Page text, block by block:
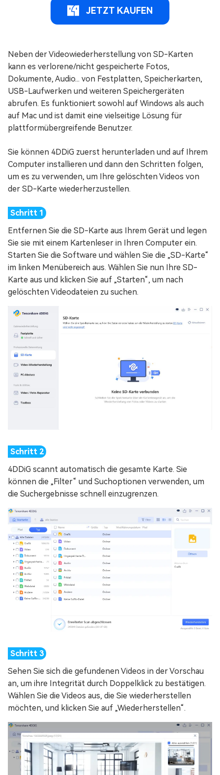
JETZT KAUFEN
Neben der Videowiederherstellung von SD-Karten
kann es verlorene/nicht gespeicherte Fotos,
Dokumente, Audio... von Festplatten, Speicherkarten,
USB-Laufwerken und weiteren Speichergeräten
abrufen. Es funktioniert sowohl auf Windows als auch
auf Mac und ist damit eine vielseitige Lösung für
plattformübergreifende Benutzer.
Sie können 4DDiG zuerst herunterladen und auf Ihrem
Computer installieren und dann den Schritten folgen,
um es zu verwenden, um Ihre gelöschten Videos von
der SD-Karte wiederherzustellen.
Entfernen Sie die SD-Karte aus Ihrem Gerät und legen
Sie sie mit einem Kartenleser in Ihren Computer ein.
Starten Sie die Software und wählen Sie die „SD-Karte“
im linken Menübereich aus. Wählen Sie nun Ihre SD-
Karte aus und klicken Sie auf „Starten“, um nach
gelöschten Videodateien zu suchen.
4DDiG scannt automatisch die gesamte Karte. Sie
können die „Filter“ und Suchoptionen verwenden, um
die Suchergebnisse schnell einzugrenzen.
Sehen Sie sich die gefundenen Videos in der Vorschau
an, um ihre Integrität durch Doppelklick zu bestätigen.
Wählen Sie die Videos aus, die Sie wiederherstellen
möchten, und klicken Sie auf „Wiederherstellen“.